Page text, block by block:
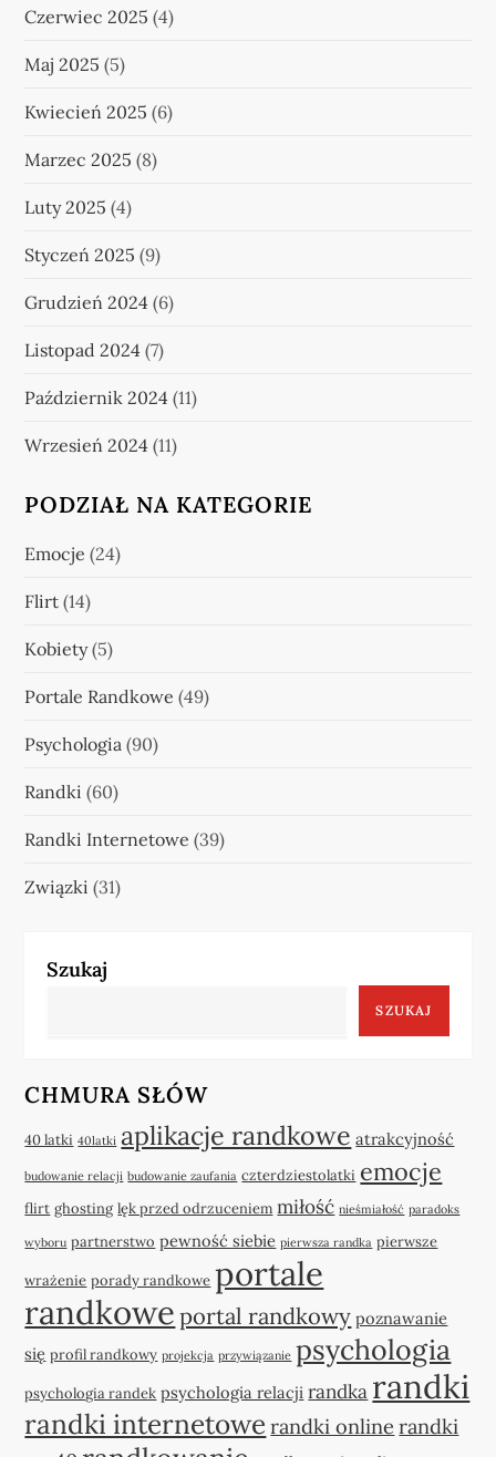
Czerwiec 2025 (4)
Maj 2025 (5)
Kwiecień 2025 (6)
Marzec 2025 (8)
Luty 2025 (4)
Styczeń 2025 (9)
Grudzień 2024 (6)
Listopad 2024 (7)
Październik 2024 (11)
Wrzesień 2024 (11)
PODZIAŁ NA KATEGORIE
Emocje (24)
Flirt (14)
Kobiety(5)
Portale Randkowe (49)
Psychologia (90)
Randki (60)
Randki Internetowe (39)
Związki (31)
Szukaj
SZUKAJ
CHMURA SŁÓW
40 latki 40latki aplikacje randkowe atrakcyjność
budowanie relacji budowanie zaufania czterdziestolatki emocje
flirt ghosting lęk przed odrzuceniem miłość nieśmiałość paradoks
wyboru partnerstwo pewność siebie pierwsza randka pierwsze
wrażenie porady randkowe portale
randkowe portal randkowy poznawanie
się profil randkowy projekcja przywiązanie psychologia
psychologia randek psychologia relacji randka randki
randki internetowe randki online randki